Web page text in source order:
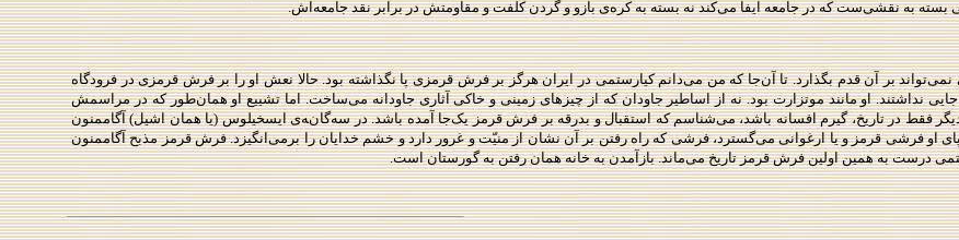
به نقشی‌ست که در جامعه ایفا می‌کند نه بسته به کره‌ی بازو و گردن کلفت و مقاومتش در برابر نقد جامعه‌اش.
بر آن قدم بگذارد. تا آن‌جا که من می‌دانم کیارستمی در ایران هرگز بر فرش قرمزی پا نگذاشته بود. حالا نعش او را بر فرش قرمزی در فرودگاه
نداشتند. او مانند موتزارت بود. نه از اساطیر جاودان که از چیزهای زمینی و خاکی آثاری جاودانه می‌ساخت. اما تشییع او همان‌طور که در مراسمش
دیگر فقط در تاریخ، گیرم افسانه باشد، می‌شناسم که استقبال و بدرقه بر فرش قرمز یک‌جا آمده باشد. در سه‌گانه‌ی ایسخیلوس (یا همان اشیل) آگاممنون
پای او فرشی قرمز و یا ارغوانی می‌گسترد، فرشی که راه رفتن بر آن نشان از منیّت و غرور دارد و خشم خدایان را برمی‌انگیزد. فرش قرمز مذبح آگاممنون
درست به همین اولین فرش قرمز تاریخ می‌ماند. بازآمدن به خانه همان رفتن به گورستان است.